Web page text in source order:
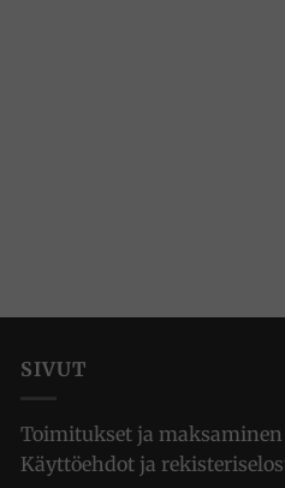
SIVUT
Toimitukset ja maksaminen
Käyttöehdot ja